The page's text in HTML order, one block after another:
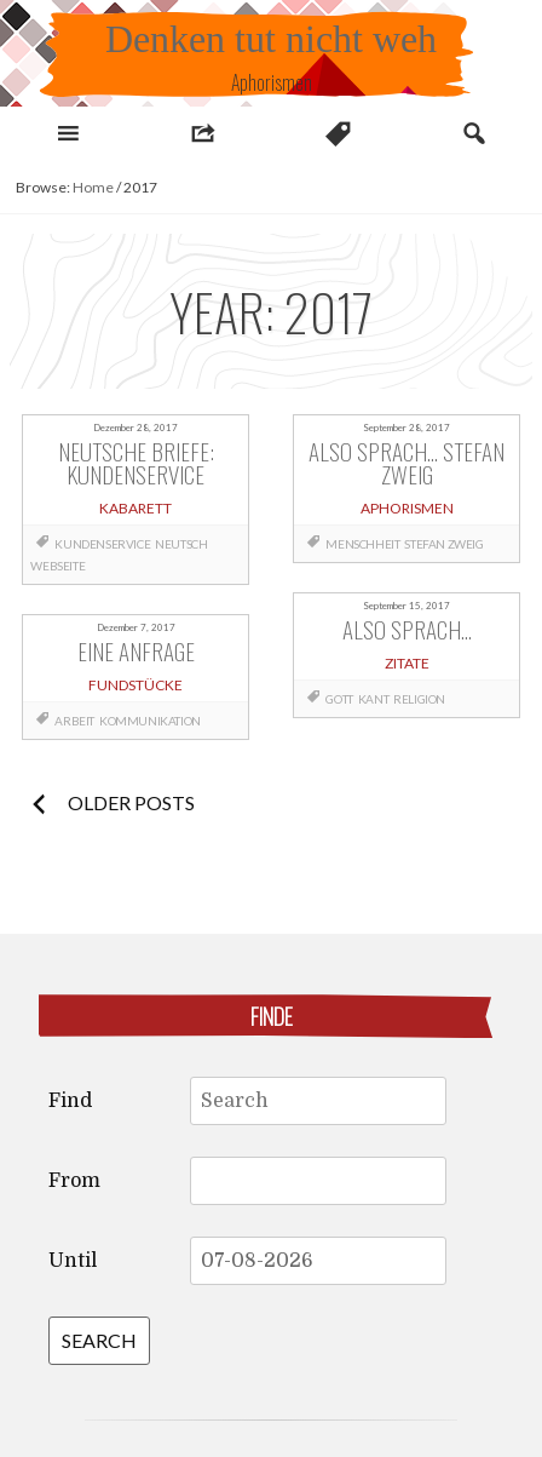
Skip
to
content
Denken tut nicht weh
Aphorismen
Browse: Home/2017
YEAR:2017
Dezember 28, 2017
NEUTSCHE BRIEFE:
KUNDENSERVICE
KABARETT
KUNDENSERVICE NEUTSCH
WEBSEITE
Dezember 7, 2017
EINE ANFRAGE
FUNDSTÜCKE
ARBEIT KOMMUNIKATION
September 28, 2017
ALSO SPRACH… STEFAN
ZWEIG
APHORISMEN
MENSCHHEIT STEFAN ZWEIG
September 15, 2017
ALSO SPRACH…
ZITATE
GOTT KANT RELIGION
PostsOLDER POSTS
FINDE
for:
Find
From
Until